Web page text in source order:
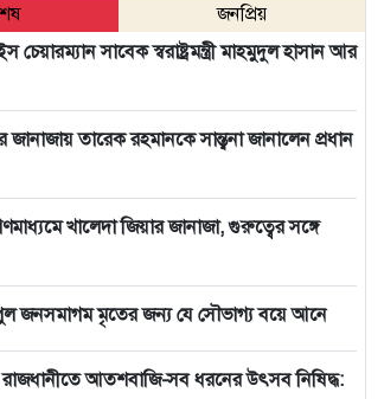
জনপ্রিয়
চেয়ারম্যান সাবেক স্বরাষ্ট্রমন্ত্রী মাহমুদুল হাসান আর
জানাজায় তারেক রহমানকে সান্ত্বনা জানালেন প্রধান
খালেদা জিয়ার জানাজা, গুরুত্বের সঙ্গে
জনসমাগম মৃতের জন্য যে সৌভাগ্য বয়ে আনে
রাজধানীতে আতশবাজি-সব ধরনের উৎসব নিষিদ্ধ: